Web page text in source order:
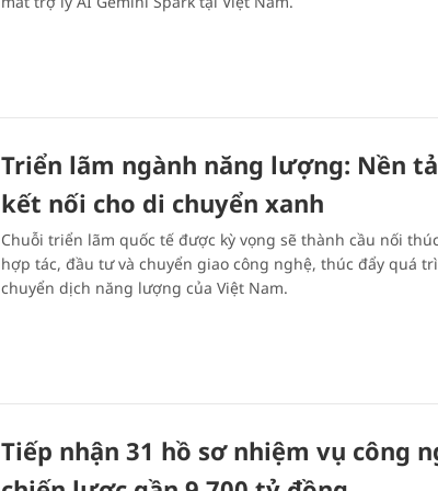
Triển lãm ngành năng lượng: Nền
kết nối cho di chuyển xanh
Chuỗi triển lãm quốc tế được kỳ vọng sẽ thành cầu nối
hợp tác, đầu tư và chuyển giao công nghệ, thúc đẩy quá
chuyển dịch năng lượng của Việt Nam.
Tiếp nhận 31 hồ sơ nhiệm vụ công